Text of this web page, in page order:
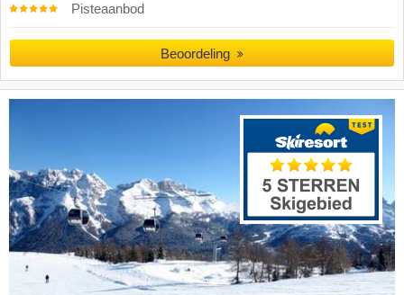
Pisteaanbod
Beoordeling